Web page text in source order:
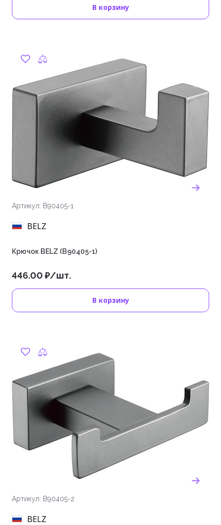
В корзину
Артикул: B90405-1
BELZ
Крючок BELZ (B90405-1)
446.00 ₽/шт.
В корзину
Артикул: B90405-2
BELZ